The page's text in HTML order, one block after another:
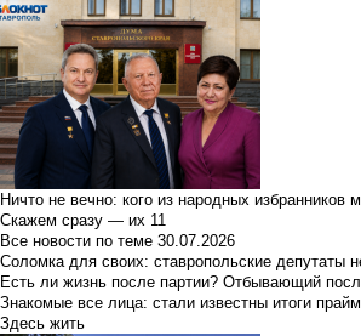
Ничто не вечно: кого из народных
Скажем сразу — их 11
Все новости по теме 30.07.2026
Соломка для своих: ставропольские депутаты
Есть ли жизнь после партии? Отбывающий
Знакомые все лица: стали известны итоги
Здесь жить